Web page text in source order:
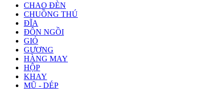
CHAO ĐÈN
CHUỒNG THÚ
ĐĨA
ĐÔN NGỒI
GIỎ
GƯƠNG
HÀNG MAY
HỘP
KHAY
MŨ - DÉP